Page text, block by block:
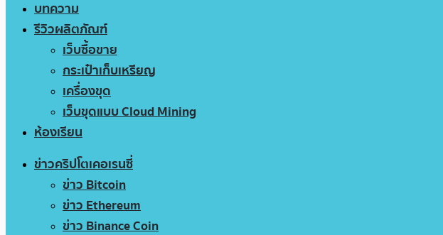
บทความ
รีวิวผลิตภัณฑ์
เว็บซื้อขาย
กระเป๋าเก็บเหรียญ
เครื่องขุด
เว็บขุดแบบ Cloud Mining
ห้องเรียน
ข่าวคริปโตเคอเรนซี่
ข่าว Bitcoin
ข่าว Ethereum
ข่าว Binance Coin